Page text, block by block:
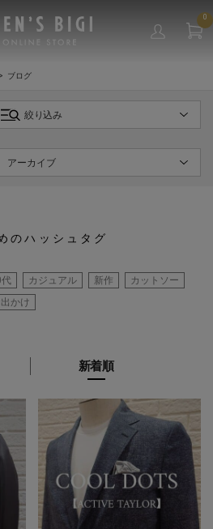
0
ブログ
絞り込み
アーカイブ
のハッシュタグ
代 カジュアル 新作
カットソー
かけ
新着順